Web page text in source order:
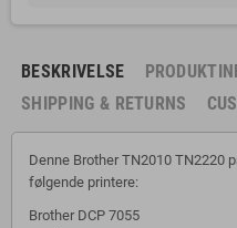
BESKRIVELSE
SHIPPING & RETURNS
Denne Brother TN2010 TN2220
følgende printere:
Brother DCP 7055